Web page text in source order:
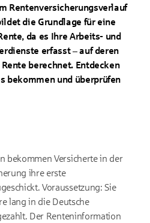
Rentenversicherungsverlauf
die Grundlage für eine
da es Ihre Arbeits- und
erfasst – auf deren
berechnet. Entdecken
bekommen und überprüfen
bekommen Versicherte in der
ihre erste
Voraussetzung: Sie
lang in die Deutsche
Der Renteninformation